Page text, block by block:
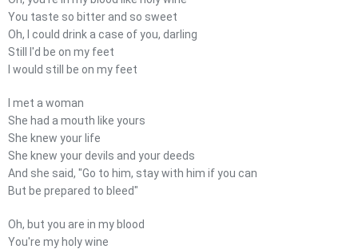
You taste so bitter and so sweet
Oh, I could drink a case of you, darling
Still I'd be on my feet
I would still be on my feet
I met a woman
She had a mouth like yours
She knew your life
She knew your devils and your deeds
And she said, "Go to him, stay with him if you can
But be prepared to bleed"
Oh, but you are in my blood
You're my holy wine